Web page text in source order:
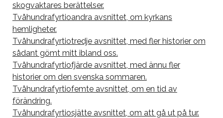
skogvaktares berättelser.
Tvåhundrafyrtioandra avsnittet, om kyrkans
hemligheter.
Tvåhundrafyrtiotredje avsnittet, med fler historier om
sådant gömt mitt ibland oss.
Tvåhundrafyrtiofjärde avsnittet, med ännu fler
historier om den svenska sommaren.
Tvåhundrafyrtiofemte avsnittet, om en tid av
förändring.
Tvåhundrafyrtiosjätte avsnittet, om att gå ut på tur.